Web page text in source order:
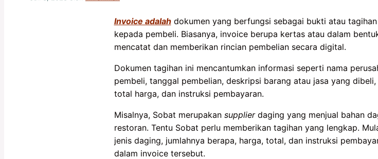
Invoice adalahdokumen yang berfungsi sebagai bukti atau
kepada pembeli. Biasanya, invoice berupa kertas atau dalam
mencatat dan memberikan rincian pembelian secara digital.
Dokumen tagihan ini mencantumkan informasi seperti nama
pembeli, tanggal pembelian, deskripsi barang atau jasa yang
total harga, dan instruksi pembayaran.
Misalnya, Sobat merupakan supplierdaging yang menjual bahan
restoran. Tentu Sobat perlu memberikan tagihan yang lengkap.
jenis daging, jumlahnya berapa, harga, total, dan instruksi
dalam invoice tersebut.